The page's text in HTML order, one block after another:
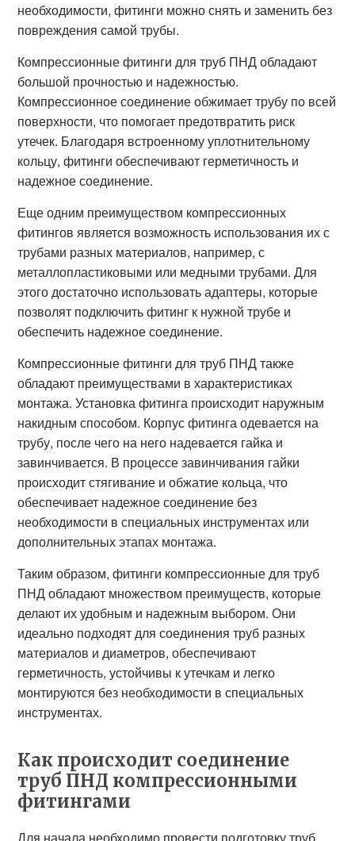
необходимости, фитинги можно снять и заменить без
повреждения самой трубы.
Компрессионные фитинги для труб ПНД обладают
большой прочностью и надежностью.
Компрессионное соединение обжимает трубу по всей
поверхности, что помогает предотвратить риск
утечек. Благодаря встроенному уплотнительному
кольцу, фитинги обеспечивают герметичность и
надежное соединение.
Еще одним преимуществом компрессионных
фитингов является возможность использования их с
трубами разных материалов, например, с
металлопластиковыми или медными трубами. Для
этого достаточно использовать адаптеры, которые
позволят подключить фитинг к нужной трубе и
обеспечить надежное соединение.
Компрессионные фитинги для труб ПНД также
обладают преимуществами в характеристиках
монтажа. Установка фитинга происходит наружным
накидным способом. Корпус фитинга одевается на
трубу, после чего на него надевается гайка и
завинчивается. В процессе завинчивания гайки
происходит стягивание и обжатие кольца, что
обеспечивает надежное соединение без
необходимости в специальных инструментах или
дополнительных этапах монтажа.
Таким образом, фитинги компрессионные для труб
ПНД обладают множеством преимуществ, которые
делают их удобным и надежным выбором. Они
идеально подходят для соединения труб разных
материалов и диаметров, обеспечивают
герметичность, устойчивы к утечкам и легко
монтируются без необходимости в специальных
инструментах.
Как происходит соединение
труб ПНД компрессионными
фитингами